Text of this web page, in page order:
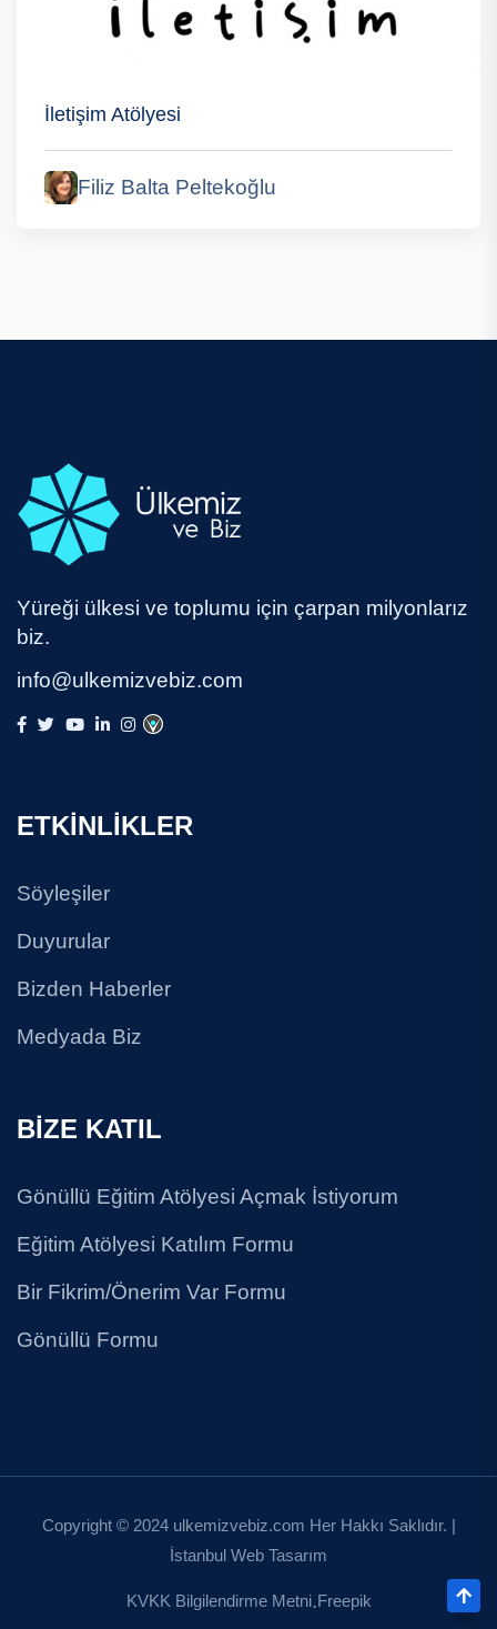
İletişim Atölyesi
Filiz Balta Peltekoğlu
Yüreği ülkesi ve toplumu için çarpan milyonlarız
biz.
info@ulkemizvebiz.com
ETKİNLİKLER
Söyleşiler
Duyurular
Bizden Haberler
Medyada Biz
BİZE KATIL
Gönüllü Eğitim Atölyesi Açmak İstiyorum
Eğitim Atölyesi Katılım Formu
Bir Fikrim/Önerim Var Formu
Gönüllü Formu
Copyright © 2024 ulkemizvebiz.com Her Hakkı Saklıdır. |
İstanbul Web Tasarım
KVKK Bilgilendirme Metni Freepik